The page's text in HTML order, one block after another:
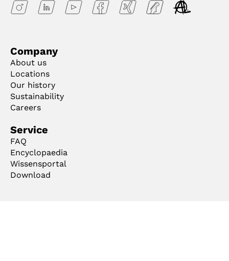
Company
About us
Locations
Our history
Sustainability
Careers
Service
FAQ
Encyclopaedia
Wissensportal
Download